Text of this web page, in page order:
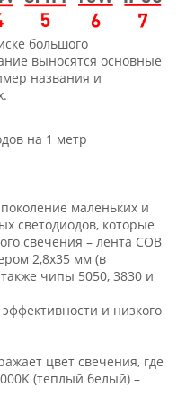
большого
выносятся основные
названия и
на 1 метр
маленьких и
светодиодов, которые
свечения – лента COB
2,8х35 мм (в
чипы 5050, 3830 и
и низкого
цвет свечения, где
(теплый белый) –